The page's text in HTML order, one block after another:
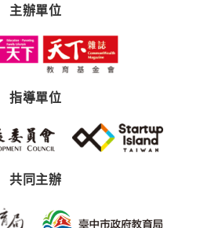
主辦單位
指導單位
共同主辦